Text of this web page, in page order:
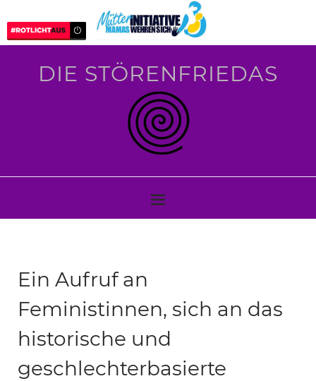
DIE STÖRENFRIEDAS
Ein Aufruf an
Feministinnen, sich an das
historische und
geschlechterbasierte